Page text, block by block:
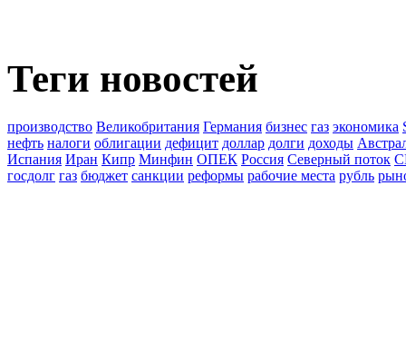
Теги новостей
производство Великобритания Германия бизнес газ экономика
нефть налоги облигации дефицит доллар долги доходы
Испания Иран Кипр Минфин ОПЕК Россия Северный поток
госдолг газ бюджет санкции реформы рабочие места рубль